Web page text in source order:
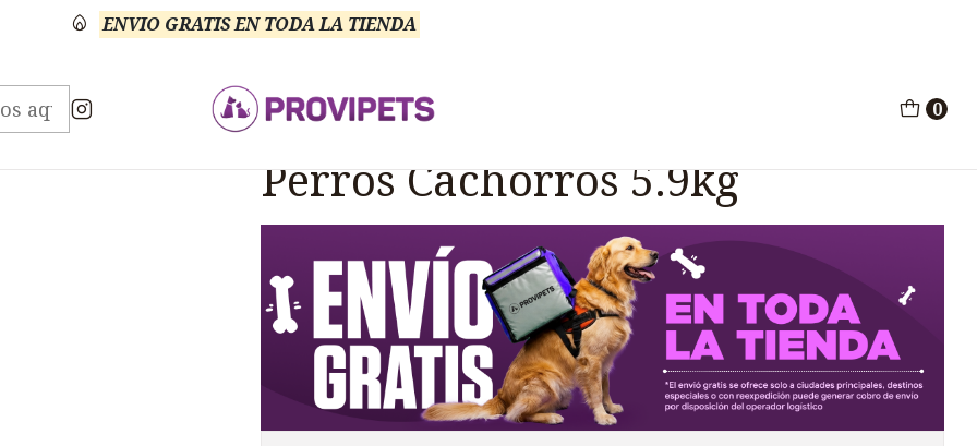
0
ENVIO GRATIS EN TODA LA TIENDA
Orijen Orijen Puppy Pollo Pavo Pescado Perros Cachorros 5.9kg
Orijen Puppy Pollo Pavo Pescado
Perros Cachorros 5.9kg